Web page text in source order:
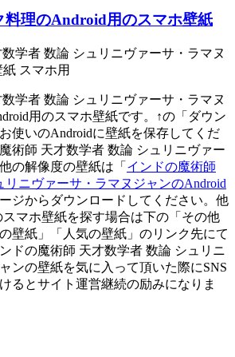
料理のAndroid用のスマホ壁紙
学者 数論 シュリニヴァーサ・ラマヌ
スマホ用
学者 数論 シュリニヴァーサ・ラマヌ
用のスマホ壁紙です。↑の「ダウン
使いのAndroidに壁紙を保存してくだ
術師 天才数学者 数論 シュリニヴァー
の解像度の壁紙は「 インドの魔術師
リニヴァーサ・ラマヌジャンのAndroid
ージからダウンロードしてください。他
マホ壁紙を探す場合は下の「その他
壁紙」「人気の壁紙」のリンク先にて
ドの魔術師 天才数学者 数論 シュリニ
ンの壁紙を気に入って頂いた際にSNS
るとサイト運営継続の励みになりま